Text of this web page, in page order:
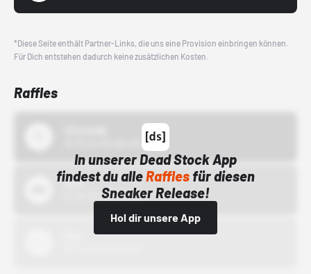
*Diese Seite enthält Partner-Links, die uns eine Provision einbringen können.
Für Dich entstehen dadurch keine zusätzlichen Kosten.
Raffles
In unserer Dead Stock App
findest du alleRafflesfür diesen
Sneaker Release!
Hol dir unsere App
Bstn
01.10.22 00:00 Uhr